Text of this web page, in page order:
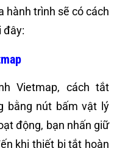
hành trình sẽ có cách
đây:
Vietmap, cách tắt
bằng nút bấm vật lý
động, bạn nhấn giữ
khi thiết bị tắt hoàn